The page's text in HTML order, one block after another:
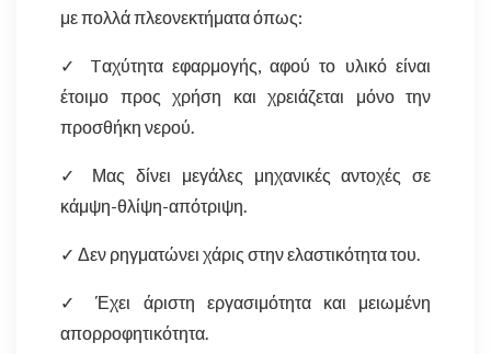
με πολλά πλεονεκτήματα όπως:
✓ Tαχύτητα εφαρμογής, αφού το υλικό είναι
έτοιμο προς χρήση και χρειάζεται μόνο την
προσθήκη νερού.
✓ Μας δίνει μεγάλες μηχανικές αντοχές σε
κάμψη-θλίψη-απότριψη.
✓ Δεν ρηγματώνει χάρις στην ελαστικότητα του.
✓ Έχει άριστη εργασιμότητα και μειωμένη
απορροφητικότητα.